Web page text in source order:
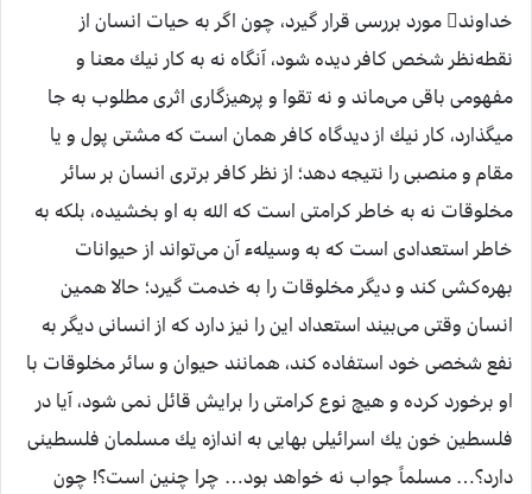
خداوند مورد بررسی قرار گيرد، چون اگر به حيات انسان از
نقطه‌نظر شخص كافر ديده شود، آنگاه نه به كار نيك معنا و
مفهومی باقی می‌ماند و نه تقوا و پرهيزگاری اثری مطلوب به جا
ميگذارد، كار نيك از ديدگاه كافر همان است كه مشتی پول و يا
مقام و منصبی را نتيجه دهد؛ از نظر كافر برتری انسان بر سائر
مخلوقات نه به خاطر كرامتی است كه الله به او بخشيده، بلكه به
خاطر استعدادی است كه به وسيلهء آن می‌تواند از حيوانات
بهره‌كشی كند و ديگر مخلوقات را به خدمت گيرد؛ حالا همين
انسان وقتی می‌بيند استعداد اين را نيز دارد كه از انسانی ديگر به
نفع شخصی خود استفاده كند، همانند حيوان و سائر مخلوقات با
او برخورد كرده و هيچ نوع كرامتی را برايش قائل نمی شود، آيا در
فلسطين خون يك اسرائيلی بهايی به اندازه يك مسلمان فلسطينی
دارد؟… مسلماً جواب نه خواهد بود… چرا چنين است؟! چون